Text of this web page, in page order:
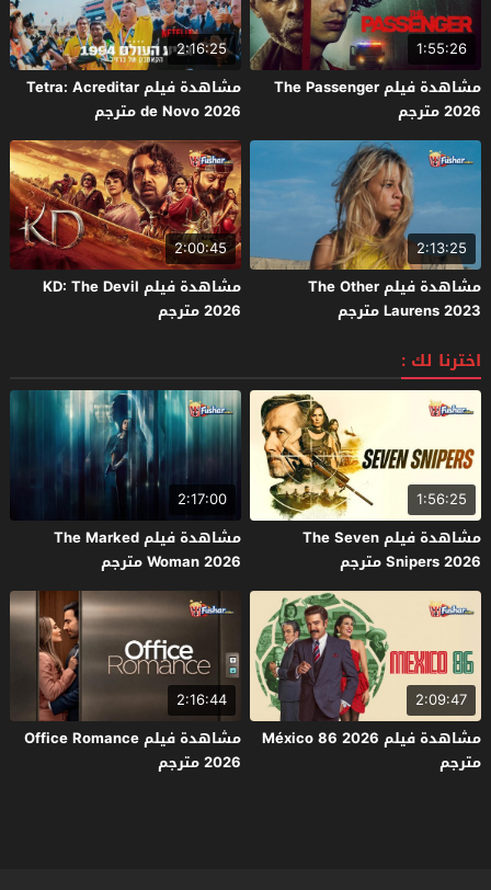
1:55:26
مشاهدة فيلم The Passenger
2026 مترجم
2:16:25
مشاهدة فيلم Tetra: Acreditar
de Novo 2026 مترجم
2:13:25
مشاهدة فيلم The Other
Laurens 2023 مترجم
2:00:45
مشاهدة فيلم KD: The Devil
2026 مترجم
اخترنا لك :
1:56:25
مشاهدة فيلم The Seven
Snipers 2026 مترجم
2:17:00
مشاهدة فيلم The Marked
Woman 2026 مترجم
2:09:47
مشاهدة فيلم México 86 2026
مترجم
2:16:44
مشاهدة فيلم Office Romance
2026 مترجم